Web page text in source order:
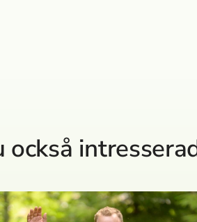
också